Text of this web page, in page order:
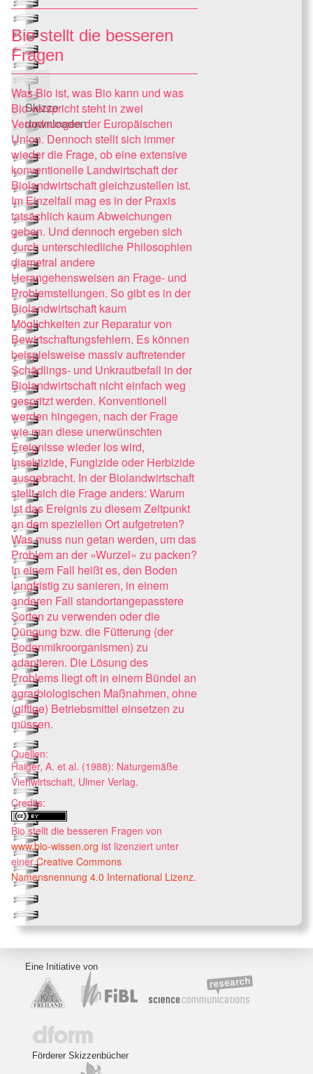
Skizze
downloaden
Bio stellt die besseren
Fragen
Was Bio ist, was Bio kann und was
Bio verspricht steht in zwei
Verordnungen der Europäischen
Union. Dennoch stellt sich immer
wieder die Frage, ob eine extensive
konventionelle Landwirtschaft der
Biolandwirtschaft gleichzustellen ist.
Im Einzelfall mag es in der Praxis
tatsächlich kaum Abweichungen
geben. Und dennoch ergeben sich
durch unterschiedliche Philosophien
diametral andere
Herangehensweisen an Frage- und
Problemstellungen. So gibt es in der
Biolandwirtschaft kaum
Möglichkeiten zur Reparatur von
Bewirtschaftungsfehlern. Es können
beispielsweise massiv auftretender
Schädlings- und Unkrautbefall in der
Biolandwirtschaft nicht einfach weg
gespritzt werden. Konventionell
werden hingegen, nach der Frage
wie man diese unerwünschten
Ereignisse wieder los wird,
Insektizide, Fungizide oder Herbizide
ausgebracht. In der Biolandwirtschaft
stellt sich die Frage anders: Warum
ist das Ereignis zu diesem Zeitpunkt
an dem speziellen Ort aufgetreten?
Was muss nun getan werden, um das
Problem an der »Wurzel« zu packen?
In einem Fall heißt es, den Boden
langfristig zu sanieren, in einem
anderen Fall standortangepasstere
Sorten zu verwenden oder die
Düngung bzw. die Fütterung (der
Bodenmikroorganismen) zu
adaptieren. Die Lösung des
Problems liegt oft in einem Bündel an
agrarbiologischen Maßnahmen, ohne
(giftige) Betriebsmittel einsetzen zu
müssen.
Quellen:
Haiger, A. et al. (1988): Naturgemäße
Viehwirtschaft, Ulmer Verlag.
Credits:
Bio stellt die besseren Fragen von
www.bio-wissen.org ist lizenziert unter
einerCreative Commons
Namensnennung 4.0 International Lizenz.
Eine Initiative von
Förderer Skizzenbücher